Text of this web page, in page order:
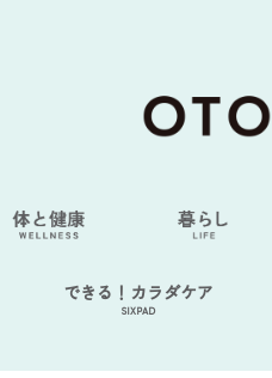
できる！カラダケア
SIXPAD